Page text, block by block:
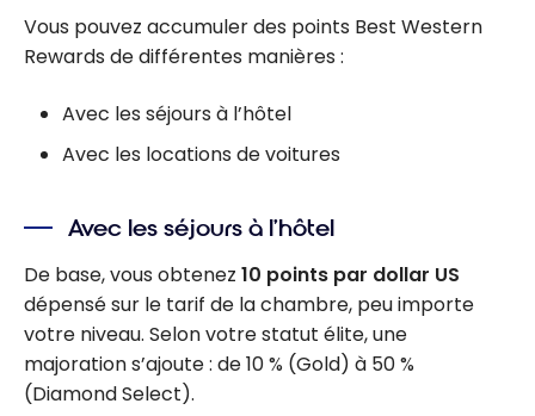
Vous pouvez accumuler des points Best Western
Rewards de différentes manières :
Avec les séjours à l’hôtel
Avec les locations de voitures
Avec les séjours à l’hôtel
De base, vous obtenez 10 points par dollar US
dépensé sur le tarif de la chambre, peu importe
votre niveau. Selon votre statut élite, une
majoration s’ajoute : de 10 % (Gold) à 50 %
(Diamond Select).